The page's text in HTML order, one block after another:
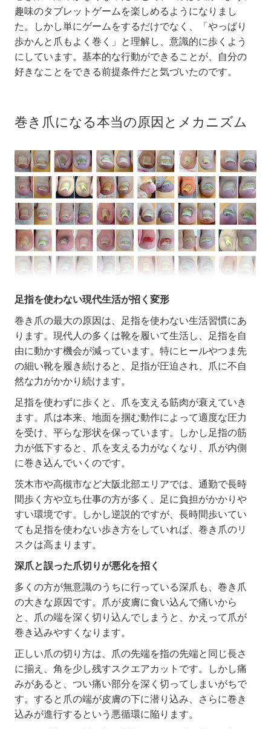
趣味のタブレットゲームを楽しめるようになりまし
た。しかし単にゲームをするだけでなく、「やっぱり
歩かんと爪もよく巻く」と理解し、意識的に歩くよう
にしています。基本的な行動ができることが、自分の
好きなことをできる前提条件だと気づいたのです。
巻き爪になる本当の原因とメカニズム
足指を使わない現代生活が招く変形
巻き爪の最大の原因は、足指を使わない生活習慣にあ
ります。現代人の多くは靴を履いて生活し、足指を自
由に動かす機会が減っています。特にヒールやつま先
の細い靴を履き続けると、足指が圧迫され、爪に不自
然な力がかかり続けます。
足指を使わずに歩くと、爪を支える筋肉が衰えていき
ます。爪は本来、地面を掴む動作によって適度な圧力
を受け、平らな形状を保っています。しかし足指の筋
力が低下すると、爪を支える力がなくなり、爪が内側
に巻き込んでいくのです。
茨木市や高槻市など大阪北部エリアでは、通勤で長時
間歩く方や立ち仕事の方が多く、足に負担がかかりや
すい環境です。しかし逆説的ですが、長時間歩いてい
ても足指を使わない歩き方をしていれば、巻き爪のリ
スクは高まります。
深爪と誤った爪切りが悪化を招く
多くの方が無意識のうちに行っている深爪も、巻き爪
の大きな原因です。爪が皮膚に食い込んで痛いから
と、爪の端を深く切り込んでしまうと、かえって爪が
巻き込みやすくなります。
正しい爪の切り方は、爪の先端を指の先端と同じ長さ
に揃え、角を少し残すスクエアカットです。しかし痛
みがあると、つい痛い部分を深く切ってしまいがちで
す。すると爪の端が皮膚の下に潜り込み、さらに巻き
込みが進行するという悪循環に陥ります。